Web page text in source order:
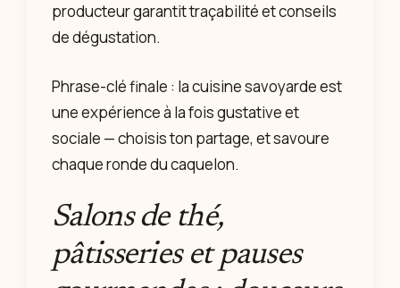
producteur garantit traçabilité et conseils
de dégustation.
Phrase-clé finale : la cuisine savoyarde est
une expérience à la fois gustative et
sociale — choisis ton partage, et savoure
chaque ronde du caquelon.
Salons de thé,
pâtisseries et pauses